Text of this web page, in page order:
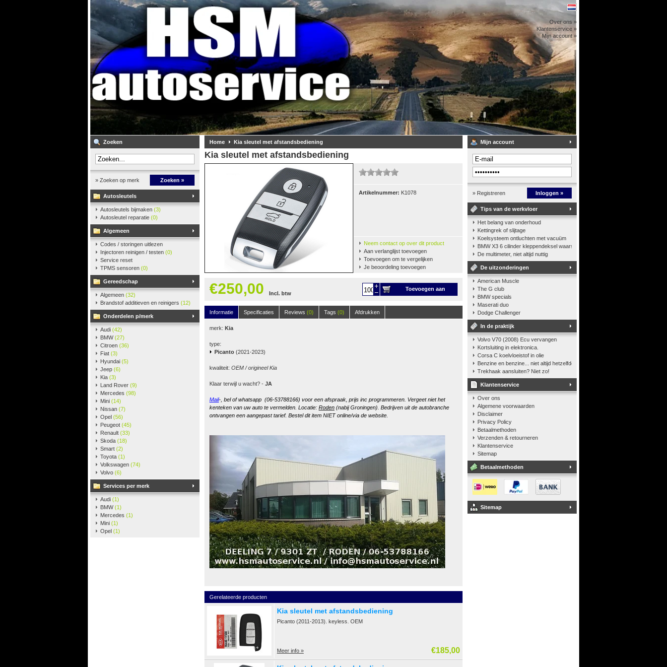
Over ons »
Klantenservice »
Mijn account »
Zoeken
» Zoeken op merk Zoeken »
Autosleutels
Autosleutels bijmaken (3)
Autosleutel reparatie (0)
Algemeen
Codes / storingen uitlezen
Injectoren reinigen / testen (0)
Service reset
TPMS sensoren (0)
Gereedschap
Algemeen (32)
Brandstof additieven en reinigers (12)
Onderdelen p/merk
Audi (42)
BMW(27)
Citroen (36)
Fiat (3)
Hyundai (5)
Jeep (6)
Kia (3)
Land Rover (9)
Mercedes (98)
Mini (14)
Nissan (7)
Opel (56)
Peugeot (45)
Renault (33)
Skoda (18)
Smart (2)
Toyota (1)
Volkswagen (74)
Volvo (6)
Services per merk
Audi (1)
BMW(1)
Mercedes (1)
Mini (1)
Opel (1)
Home Kia sleutel met afstandsbediening
Kia sleutel met afstandsbediening
Artikelnummer: K1078
Neem contact op over dit product
Aan verlanglijst toevoegen
Toevoegen om te vergelijken
Je beoordeling toevoegen
€250,00 Incl. btw
Toevoegen aan
Informatie
Specificaties Reviews (0) Tags (0) Afdrukken
merk: Kia
type:
Picanto (2021-2023)
kwaliteit: OEM / origineel Kia
Klaar terwijl u wacht? - JA
Mail-, bel of whatsapp (06-53788166) voor een afspraak, prijs inc programmeren. Vergeet niet het
kenteken van uw auto te vermelden. Locatie: Roden (nabij Groningen). Bedrijven uit de autobranche
ontvangen een aangepast tarief. Bestel dit item NIET online/via de website.
Gerelateerde producten
Kia sleutel met afstandsbediening
Picanto (2011-2013). keyless. OEM
Meer info » €185,00
Mijn account
» Registreren Inloggen »
Tips van de werkvloer
Het belang van onderhoud
Kettingrek of slijtage
Koelsysteem ontluchten met vacuüm
BMW X3 6 cilinder kleppendeksel waarshuwing
De multimeter, niet altijd nuttig
De uitzonderingen
American Muscle
The G club
BMW specials
Maserati duo
Dodge Challenger
In de praktijk
Volvo V70 (2008) Ecu vervangen
Kortsluiting in elektronica.
Corsa C koelvloeistof in olie
Benzine en benzine... niet altijd hetzelfde
Trekhaak aansluiten? Niet zo!
Klantenservice
Over ons
Algemene voorwaarden
Disclaimer
Privacy Policy
Betaalmethoden
Verzenden & retourneren
Klantenservice
Sitemap
Betaalmethoden
Sitemap